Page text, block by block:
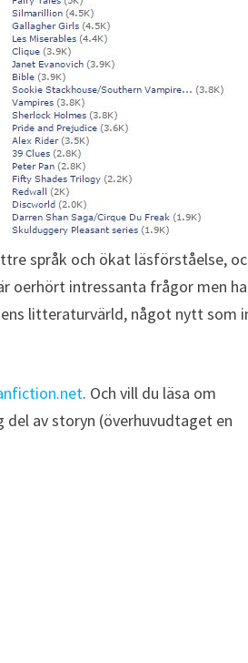
språk och ökat läsförståelse,
oerhört intressanta frågor men
litteraturvärld, något nytt som
. Och vill du läsa om
av storyn (överhuvudtaget en